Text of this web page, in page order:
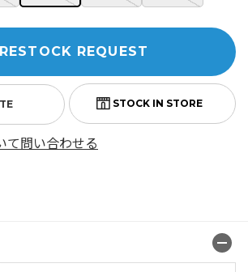
RESTOCK REQUEST
て問い合わせる